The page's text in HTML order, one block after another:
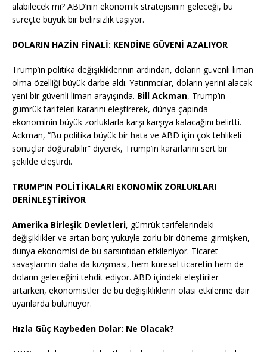
alabilecek mi? ABD’nin ekonomik stratejisinin geleceği, bu
süreçte büyük bir belirsizlik taşıyor.
DOLARIN HAZİN FİNALİ: KENDİNE GÜVENİ AZALIYOR
Trump’ın politika değişikliklerinin ardından, doların güvenli liman
olma özelliği büyük darbe aldı. Yatırımcılar, doların yerini alacak
yeni bir güvenli liman arayışında. Bill Ackman, Trump’ın
gümrük tarifeleri kararını eleştirerek, dünya çapında
ekonominin büyük zorluklarla karşı karşıya kalacağını belirtti.
Ackman, “Bu politika büyük bir hata ve ABD için çok tehlikeli
sonuçlar doğurabilir” diyerek, Trump’ın kararlarını sert bir
şekilde eleştirdi.
TRUMP’IN POLİTİKALARI EKONOMİK ZORLUKLARI
DERİNLEŞTİRİYOR
Amerika Birleşik Devletleri, gümrük tarifelerindeki
değişiklikler ve artan borç yüküyle zorlu bir döneme girmişken,
dünya ekonomisi de bu sarsıntıdan etkileniyor. Ticaret
savaşlarının daha da kızışması, hem küresel ticaretin hem de
doların geleceğini tehdit ediyor. ABD içindeki eleştiriler
artarken, ekonomistler de bu değişikliklerin olası etkilerine dair
uyarılarda bulunuyor.
Hızla Güç Kaybeden Dolar: Ne Olacak?